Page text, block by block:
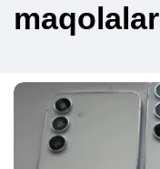
maqolalar